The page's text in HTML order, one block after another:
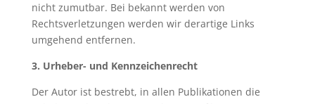
nicht zumutbar. Bei bekannt werden von
Rechtsverletzungen werden wir derartige Links
umgehend entfernen.
3. Urheber- und Kennzeichenrecht
Der Autor ist bestrebt, in allen Publikationen die